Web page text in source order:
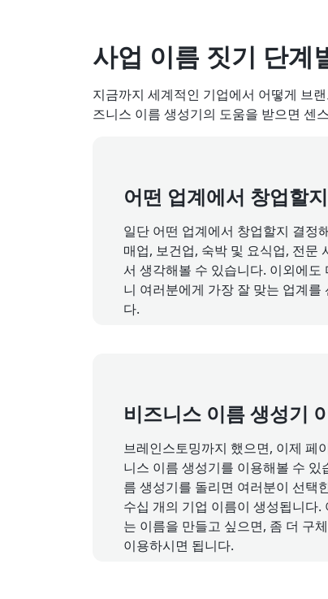
사업 이름 짓기 단계
지금까지 세계적인 기업에서 어떻게 브
즈니스 이름 생성기의 도움을 받으면 센
어떤 업계에서 창업할
일단 어떤 업계에서 창업할지 결정
매업, 보건업, 숙박 및 요식업, 전문
서 생각해볼 수 있습니다. 이외에도
니 여러분에게 가장 잘 맞는 업계를
다.
비즈니스 이름 생성기
브레인스토밍까지 했으면, 이제 페
니스 이름 생성기를 이용해볼 수 있
름 생성기를 돌리면 여러분이 선택
수십 개의 기업 이름이 생성됩니다.
는 이름을 만들고 싶으면, 좀 더 구
이용하시면 됩니다.